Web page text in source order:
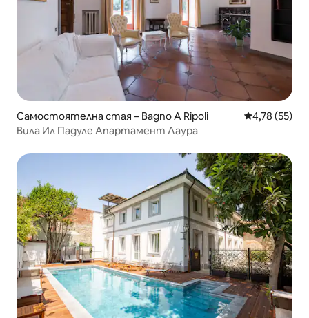
Самостоятелна стая – Bagno A Ripoli Средна
4,78 (55)
Вила Ил Падуле Апартамент Лаура